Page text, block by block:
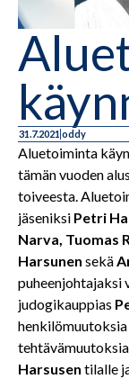
31.7.2021 oddy
Aluetoiminta
tämän vuoden
toiveesta.
jäseniksi Petri
Narva, Tuomas
Harsunen sekä
puheenjohtajaksi
judogikauppias
Harsusen tilalle